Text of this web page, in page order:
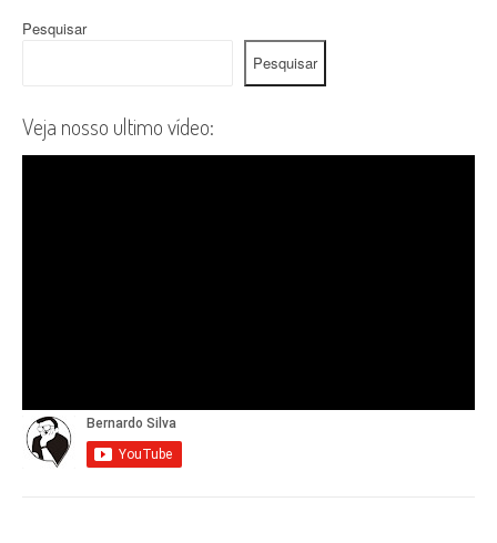
Pesquisar
Pesquisar
Veja nosso ultimo vídeo: